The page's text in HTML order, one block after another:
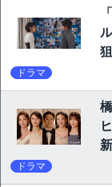
ドラマ
ドラマ